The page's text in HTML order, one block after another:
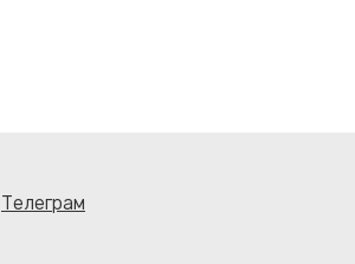
Телеграм